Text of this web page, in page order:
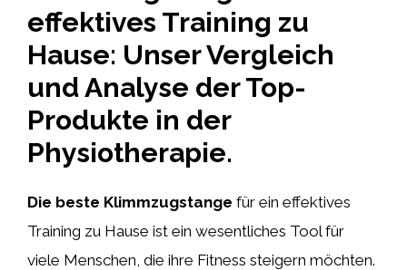
effektives Training zu
Hause: Unser Vergleich
und Analyse der Top-
Produkte in der
Physiotherapie.
Die beste Klimmzugstange für ein effektives
Training zu Hause ist ein wesentliches Tool für
viele Menschen, die ihre Fitness steigern möchten.